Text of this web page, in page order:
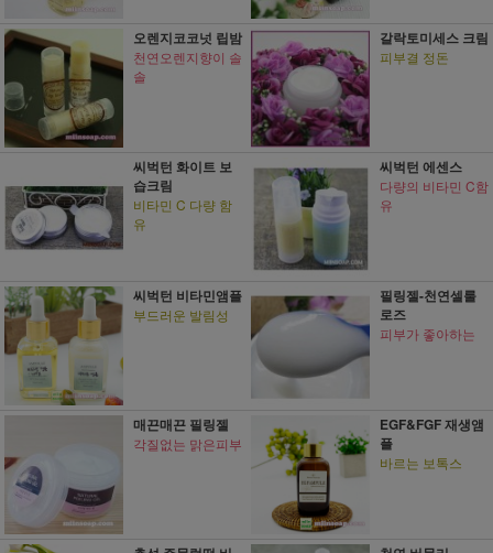
오렌지코코넛 립밤
천연오렌지향이 솔
솔
갈락토미세스 크림
피부결 정돈
씨벅턴 화이트 보
습크림
비타민 C 다량 함
유
씨벅턴 에센스
다량의 비타민 C함
유
씨벅턴 비타민앰플
부드러운 발림성
필링젤-천연셀룰
로즈
피부가 좋아하는
매끈매끈 필링젤
각질없는 맑은피부
EGF&FGF 재생앰
플
바르는 보톡스